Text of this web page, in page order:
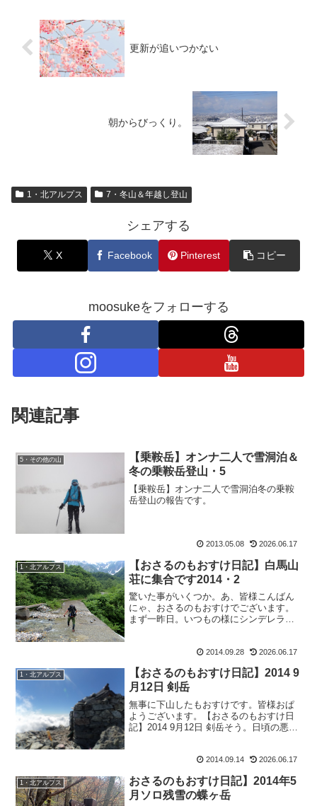
更新が追いつかない
朝からびっくり。
1・北アルプス 7・冬山＆年越し登山
シェアする
X Facebook Pinterest コピー
moosukeをフォローする
関連記事
5・その他の山
【乗鞍岳】オンナ二人で雪洞泊＆
冬の乗鞍岳登山・5
【乗鞍岳】オンナ二人で雪洞泊冬の乗鞍
岳登山の報告です。
2013.05.08 2026.06.17
1・北アルプス
【おさるのもおすけ日記】白馬山
荘に集合です2014・2
驚いた事がいくつか。あ、皆様こんばん
にゃ、おさるのもおすけでございます。
まず一昨日。いつもの様にシンデレラの
けをしていると。あ：『もおすけさ～
ん、郵便ですよ。』と、聞き...
2014.09.28 2026.06.17
1・北アルプス
【おさるのもおすけ日記】2014 9
月12日 剣岳
無事に下山したもおすけです。皆様おぱ
ようございます。【おさるのもおすけ日
記】2014 9月12日 剣岳そう。日頃の悪行
んな人から声を掛けられ、お恥ずかしい
2014.09.14 2026.06.17
1・北アルプス
おさるのもおすけ日記】2014年5
月ソロ残雪の蝶ヶ岳